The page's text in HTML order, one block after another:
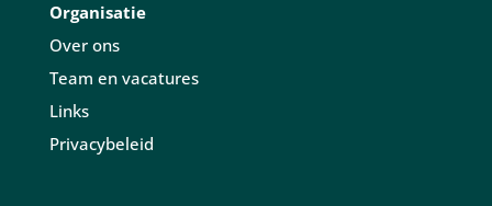
Organisatie
Over ons
Team en vacatures
Links
Privacybeleid